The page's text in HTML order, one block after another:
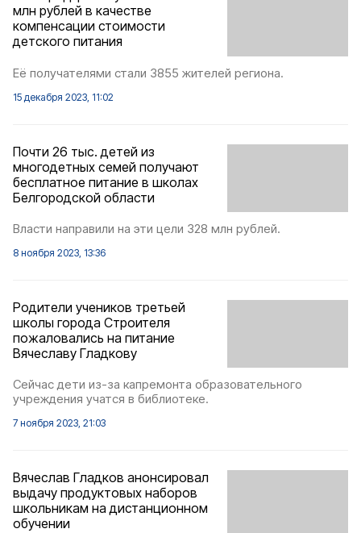
млн рублей в качестве
компенсации стоимости
детского питания
Её получателями стали 3855 жителей региона.
15 декабря 2023, 11:02
Почти 26 тыс. детей из
многодетных семей получают
бесплатное питание в школах
Белгородской области
Власти направили на эти цели 328 млн рублей.
8 ноября 2023, 13:36
Родители учеников третьей
школы города Строителя
пожаловались на питание
Вячеславу Гладкову
Сейчас дети из-за капремонта образовательного
учреждения учатся в библиотеке.
7 ноября 2023, 21:03
Вячеслав Гладков анонсировал
выдачу продуктовых наборов
школьникам на дистанционном
обучении